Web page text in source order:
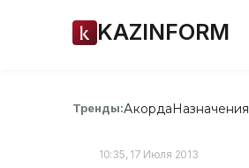
KAZINFORM
Тренды:АкордаНазначения
10:35, 17 Июля 2013